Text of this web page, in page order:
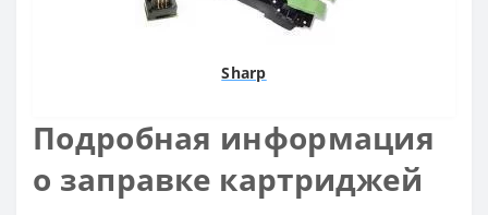
Sharp
Подробная информация
о заправке картриджей